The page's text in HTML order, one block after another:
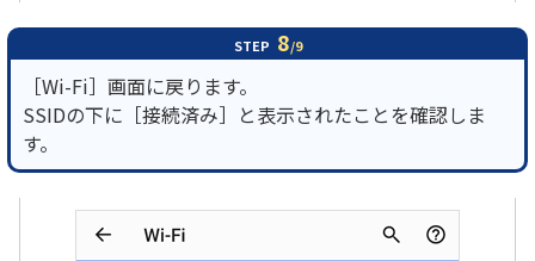
STEP 8/9
［Wi-Fi］画面に戻ります。
SSIDの下に［接続済み］と表示されたことを確認しま
す。